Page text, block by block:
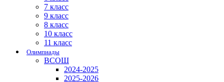
7 класс
9 класс
8 класс
10 класс
11 класс
Олимпиады
ВСОШ
2024-2025
2025-2026